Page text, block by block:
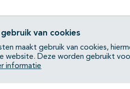
van cookies
maakt gebruik van cookies,
website. Deze worden gebruikt
informatie